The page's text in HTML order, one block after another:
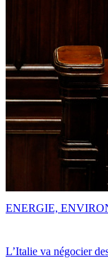
L’Italie va négocier
ENERGIE,